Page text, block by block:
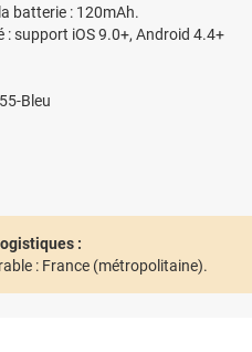
batterie : 120mAh.
: support iOS 9.0+, Android 4.4+
Bleu
:
: France (métropolitaine).